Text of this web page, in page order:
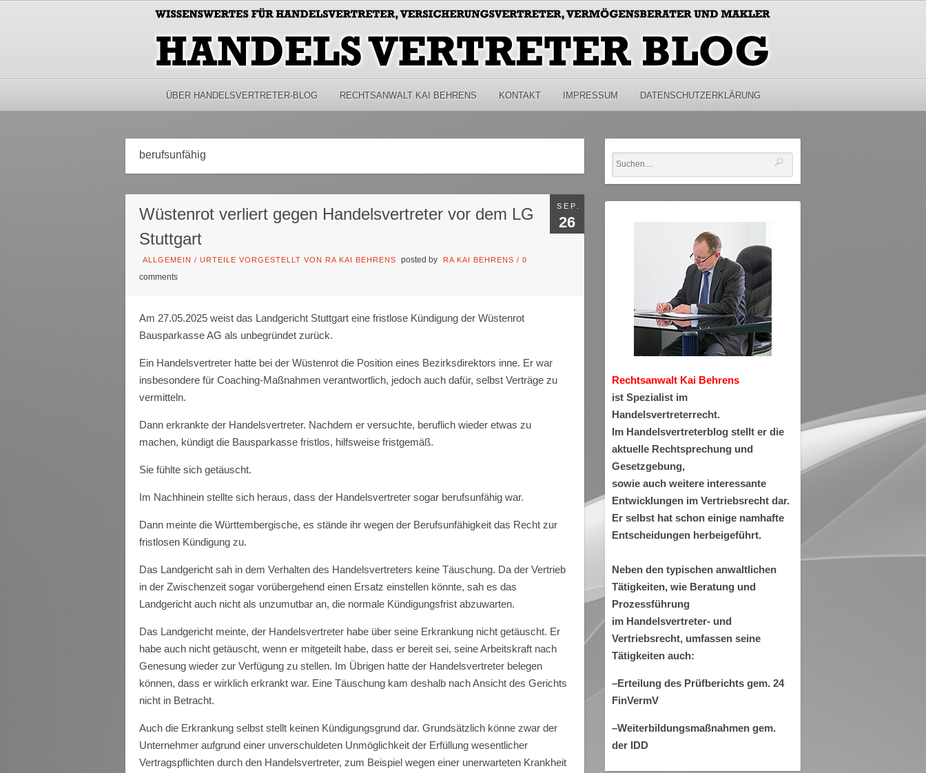
ÜBER HANDELSVERTRETER-BLOG RECHTSANWALT KAI BEHRENS KONTAKT IMPRESSUM DATENSCHUTZERKLÄRUNG
berufsunfähig
SEP.
26
Wüstenrot verliert gegen Handelsvertreter vor dem LG
Stuttgart
ALLGEMEIN / URTEILE VORGESTELLT VON RA KAI BEHRENS posted by RA KAI BEHRENS / 0
comments
Am 27.05.2025 weist das Landgericht Stuttgart eine fristlose Kündigung der Wüstenrot
Bausparkasse AG als unbegründet zurück.
Ein Handelsvertreter hatte bei der Wüstenrot die Position eines Bezirksdirektors inne. Er war
insbesondere für Coaching-Maßnahmen verantwortlich, jedoch auch dafür, selbst Verträge zu
vermitteln.
Dann erkrankte der Handelsvertreter. Nachdem er versuchte, beruflich wieder etwas zu
machen, kündigt die Bausparkasse fristlos, hilfsweise fristgemäß.
Sie fühlte sich getäuscht.
Im Nachhinein stellte sich heraus, dass der Handelsvertreter sogar berufsunfähig war.
Dann meinte die Württembergische, es stände ihr wegen der Berufsunfähigkeit das Recht zur
fristlosen Kündigung zu.
Das Landgericht sah in dem Verhalten des Handelsvertreters keine Täuschung. Da der Vertrieb
in der Zwischenzeit sogar vorübergehend einen Ersatz einstellen könnte, sah es das
Landgericht auch nicht als unzumutbar an, die normale Kündigungsfrist abzuwarten.
Das Landgericht meinte, der Handelsvertreter habe über seine Erkrankung nicht getäuscht. Er
habe auch nicht getäuscht, wenn er mitgeteilt habe, dass er bereit sei, seine Arbeitskraft nach
Genesung wieder zur Verfügung zu stellen. Im Übrigen hatte der Handelsvertreter belegen
können, dass er wirklich erkrankt war. Eine Täuschung kam deshalb nach Ansicht des Gerichts
nicht in Betracht.
Auch die Erkrankung selbst stellt keinen Kündigungsgrund dar. Grundsätzlich könne zwar der
Unternehmer aufgrund einer unverschuldeten Unmöglichkeit der Erfüllung wesentlicher
Vertragspflichten durch den Handelsvertreter, zum Beispiel wegen einer unerwarteten Krankheit
Rechtsanwalt Kai Behrens
ist Spezialist im
Handelsvertreterrecht.
Im Handelsvertreterblog stellt er die
aktuelle Rechtsprechung und
Gesetzgebung,
sowie auch weitere interessante
Entwicklungen im Vertriebsrecht dar.
Er selbst hat schon einige namhafte
Entscheidungen herbeigeführt.
Neben den typischen anwaltlichen
Tätigkeiten, wie Beratung und
Prozessführung
im Handelsvertreter- und
Vertriebsrecht, umfassen seine
Tätigkeiten auch:
–Erteilung des Prüfberichts gem. 24
FinVermV
–Weiterbildungsmaßnahmen gem.
der IDD